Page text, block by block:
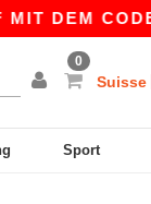
CODE
0
Suisse
Sport